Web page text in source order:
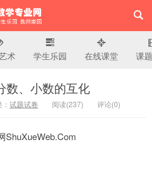
学专业网
术 学生乐园 在线课堂 课
数、小数的互化
试题试卷 阅读(237) 评论(0)
ShuXueWeb.Com